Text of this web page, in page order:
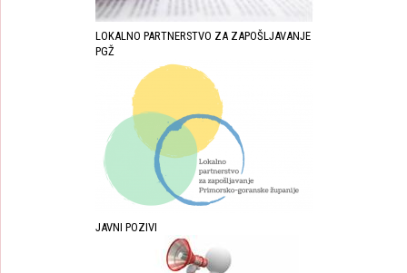
LOKALNO PARTNERSTVO ZA ZAPOŠLJAVANJE
PGŽ
JAVNI POZIVI